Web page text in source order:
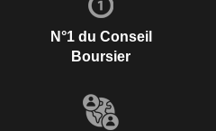
N°1 du Conseil
Boursier